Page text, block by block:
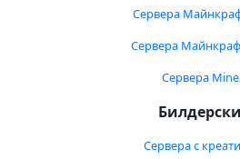
Сервера
Сервера
Сервера
Сервера с